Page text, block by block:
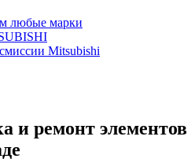
любые марки
Mitsubishi
и ремонт